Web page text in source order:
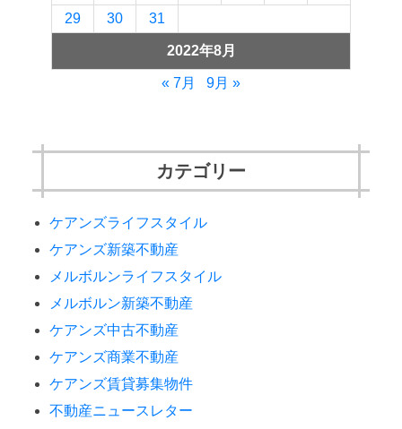
2022年8月
29
30 31
« 7月 9月 »
カテゴリー
ケアンズライフスタイル
ケアンズ新築不動産
メルボルンライフスタイル
メルボルン新築不動産
ケアンズ中古不動産
ケアンズ商業不動産
ケアンズ賃貸募集物件
不動産ニュースレター